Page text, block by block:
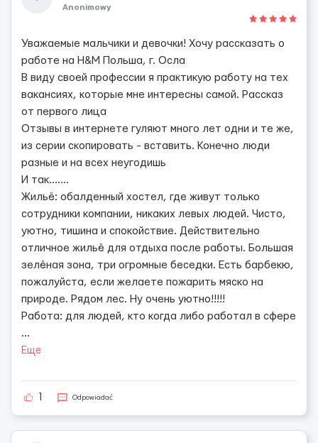
Anonimowy
Уважаемые мальчики и девочки! Хочу рассказать о
работе на H&M Польша, г. Осла
В виду своей профессии я практикую работу на тех
вакансиях, которые мне интересны самой. Рассказ
от первого лица
Отзывы в интернете гуляют много лет одни и те же,
из серии скопировать - вставить. Конечно люди
разные и на всех неугодишь
И так.......
Жильё: обалденный хостел, где живут только
сотрудники компании, никаких левых людей. Чисто,
уютно, тишина и спокойствие. Действительно
отличное жильё для отдыха после работы. Большая
зелёная зона, три огромные беседки. Есть барбекю,
пожалуйста, если желаете пожарить мяско на
природе. Рядом лес. Ну очень уютно!!!!!
Работа: для людей, кто когда либо работал в сфере
...
Еще
Odpowiadać